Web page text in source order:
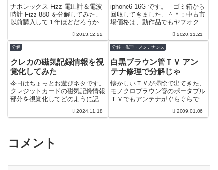
ナポレックス Fizz 電圧計＆電波
時計 Fizz-880 を分解してみた。
以前購入して１年ほどだろうか、
のだ。ライトは点くので通...
2013.12.22
iphone6 16G です。 ゴミ箱から
回収してきました。＾＾；中古市
場価格は、動作品でもヤフオクだ
ね。電池が膨れてかなり...2020.11.21
分解
クレカの磁気記録情報を視
覚化してみた
今日はちょっとお遊びネタです。
クレジットカードの磁気記録情報
部分を視覚化してどのように記録
＾なお記録データの解析はしませ
2024.11.18
分解・修理・メンテナンス
白黒ブラウン管ＴＶ アン
テナ修理で分解じゃ
懐かしいＴＶが掃除で出てきた。
モノクロブラウン管のポータブル
ＴＶでもアンテナがぐらぐらで
修理しておきましょう。2009.01.06
コメント